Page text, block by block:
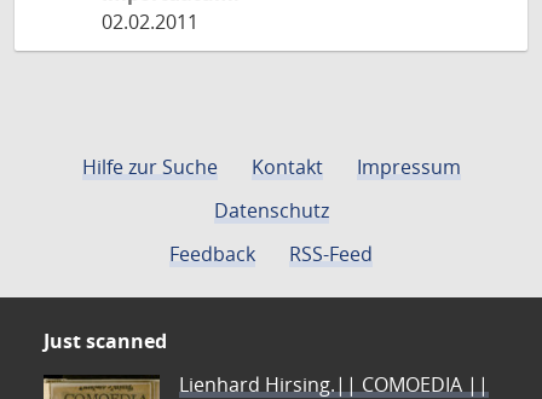
02.02.2011
Hilfe zur Suche Kontakt
Impressum
Datenschutz
Feedback
RSS-Feed
Just scanned
Lienhard Hirsing.|| COMOEDIA ||